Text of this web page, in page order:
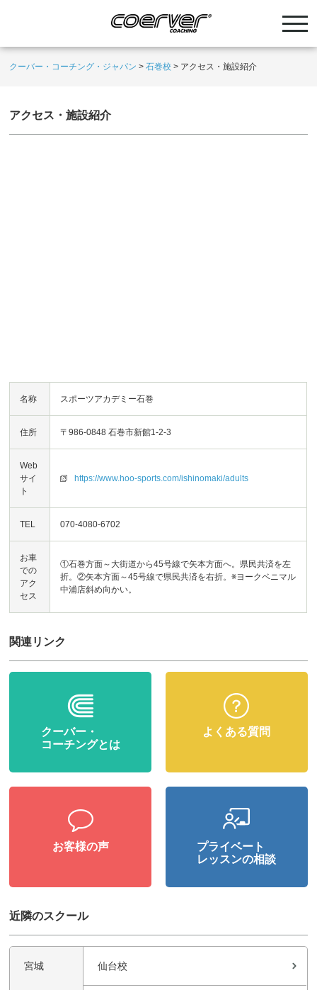
クーバー・コーチング・ジャパン >石巻校 > アクセス・施設紹介
アクセス・施設紹介
名称 スポーツアカデミー石巻
住所 〒986-0848 石巻市新館1-2-3
Web
サイ
ト
https://www.hoo-sports.com/ishinomaki/adults
TEL 070-4080-6702
お車
での
アク
セス
①石巻方面～大街道から45号線で矢本方面へ。県民共済を左
折。②矢本方面～45号線で県民共済を右折。※ヨークベニマル
中浦店斜め向かい。
関連リンク
クーバー・
コーチングとは
よくある質問
お客様の声
プライベート
レッスンの相談
近隣のスクール
宮城 仙台校